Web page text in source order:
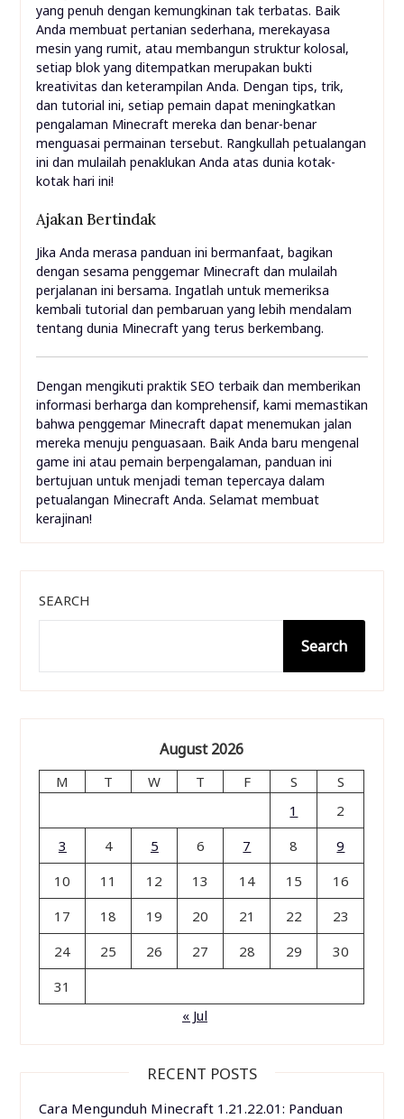
yang penuh dengan kemungkinan tak terbatas. Baik
Anda membuat pertanian sederhana, merekayasa
mesin yang rumit, atau membangun struktur kolosal,
setiap blok yang ditempatkan merupakan bukti
kreativitas dan keterampilan Anda. Dengan tips, trik,
dan tutorial ini, setiap pemain dapat meningkatkan
pengalaman Minecraft mereka dan benar-benar
menguasai permainan tersebut. Rangkullah petualangan
ini dan mulailah penaklukan Anda atas dunia kotak-
kotak hari ini!
Ajakan Bertindak
Jika Anda merasa panduan ini bermanfaat, bagikan
dengan sesama penggemar Minecraft dan mulailah
perjalanan ini bersama. Ingatlah untuk memeriksa
kembali tutorial dan pembaruan yang lebih mendalam
tentang dunia Minecraft yang terus berkembang.
Dengan mengikuti praktik SEO terbaik dan memberikan
informasi berharga dan komprehensif, kami memastikan
bahwa penggemar Minecraft dapat menemukan jalan
mereka menuju penguasaan. Baik Anda baru mengenal
game ini atau pemain berpengalaman, panduan ini
bertujuan untuk menjadi teman tepercaya dalam
petualangan Minecraft Anda. Selamat membuat
kerajinan!
SEARCH
Search
August 2026
M T W T F S
S
1
2
3
4 5 6 7 8
9
10
11 12 13 14 15
16
17
18 19 20 21 22
23
24
25 26 27 28 29
30
31
« Jul
RECENT POSTS
Cara Mengunduh Minecraft 1.21.22.01: Panduan